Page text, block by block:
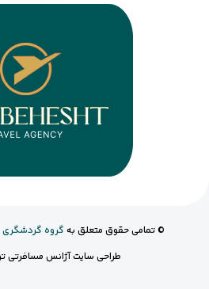
© تمامی حقوق متعلق به گروه
طراحی سایت آژانس مسافرتی